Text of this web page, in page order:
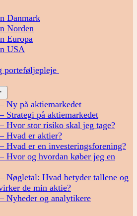
Danmark
Norden
Europa
USA
porteføljepleje
menu
Ny på aktiemarkedet
Strategi på aktiemarkedet
Hvor stor risiko skal jeg tage?
Hvad er aktier?
Hvad er en investeringsforening?
Hvor og hvordan køber jeg en
Nøgletal: Hvad betyder tallene og
de min aktie?
Nyheder og analytikere